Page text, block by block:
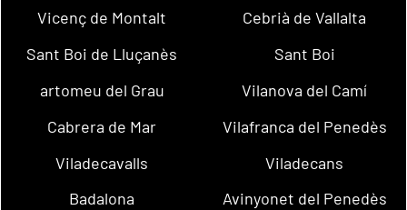
Vicenç de Montalt
Cebrià de Vallalta
Sant Boi de Lluçanès
Sant Boi
artomeu del Grau
Vilanova del Camí
Cabrera de Mar
Vilafranca del Penedès
Viladecavalls
Viladecans
Badalona
Avinyonet del Penedès